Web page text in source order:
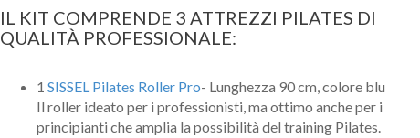
IL KIT COMPRENDE 3 ATTREZZI PILATES DI
QUALITÀ PROFESSIONALE:
1 SISSEL Pilates Roller Pro- Lunghezza 90 cm, colore blu
Il roller ideato per i professionisti, ma ottimo anche per i
principianti che amplia la possibilità del training Pilates.